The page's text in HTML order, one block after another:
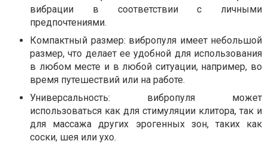
вибрации в соответствии с личными
предпочтениями.
Компактный размер: вибропуля имеет небольшой
размер, что делает ее удобной для использования
в любом месте и в любой ситуации, например, во
время путешествий или на работе.
Универсальность: вибропуля может
использоваться как для стимуляции клитора, так и
для массажа других эрогенных зон, таких как
соски, шея или ухо.